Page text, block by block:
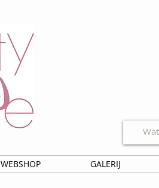
WEBSHOP GALERIJ